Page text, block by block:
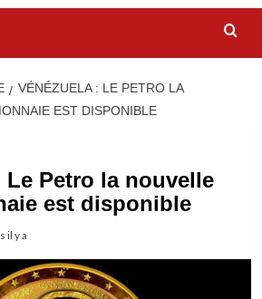
VÉNÉZUELA : LE PETRO LA
EST DISPONIBLE
Le Petro la nouvelle
est disponible
il y a